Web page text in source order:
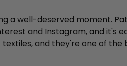
a well-deserved moment.
and Instagram, and it's
and they're one of the